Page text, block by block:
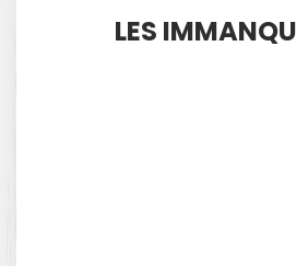
LES